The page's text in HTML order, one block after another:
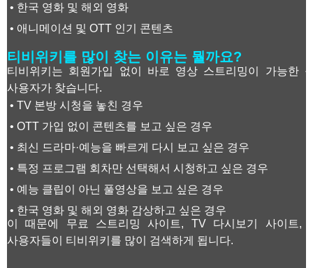
• 한국 영화 및 해외 영화
• 애니메이션 및 OTT 인기 콘텐츠
티비위키를 많이 찾는 이유는 뭘까요?
티비위키는 회원가입 없이 바로 영상 스트리밍이 가능한
사용자가 찾습니다.
• TV 본방 시청을 놓친 경우
• OTT 가입 없이 콘텐츠를 보고 싶은 경우
• 최신 드라마·예능을 빠르게 다시 보고 싶은 경우
• 특정 프로그램 회차만 선택해서 시청하고 싶은 경우
• 예능 클립이 아닌 풀영상을 보고 싶은 경우
• 한국 영화 및 해외 영화 감상하고 싶은 경우
이 때문에 무료 스트리밍 사이트, TV 다시보기 사이트,
사용자들이 티비위키를 많이 검색하게 됩니다.